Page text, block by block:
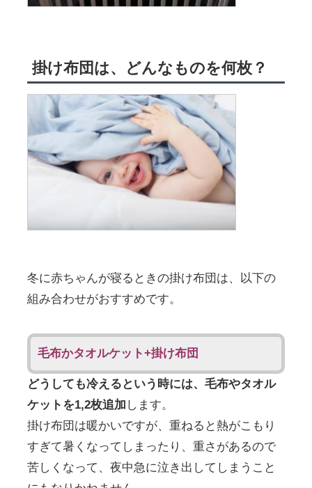
掛け布団は、どんなものを何枚？
冬に赤ちゃんが寝るときの掛け布団は、以下の
組み合わせがおすすめです。
毛布かタオルケット+掛け布団
どうしても冷えるという時には、毛布やタオル
ケットを1,2枚追加 します。
掛け布団は暖かいですが、重ねると熱がこもり
すぎて暑くなってしまったり、重さがあるので
苦しくなって、夜中急に泣き出してしまうこと